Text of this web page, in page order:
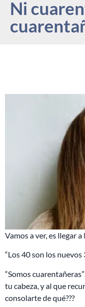
Ni
Vamos a ver, es llegar
“Los 40 son los nuevos
“Somos
tu cabeza, y al que
consolarte de qué???